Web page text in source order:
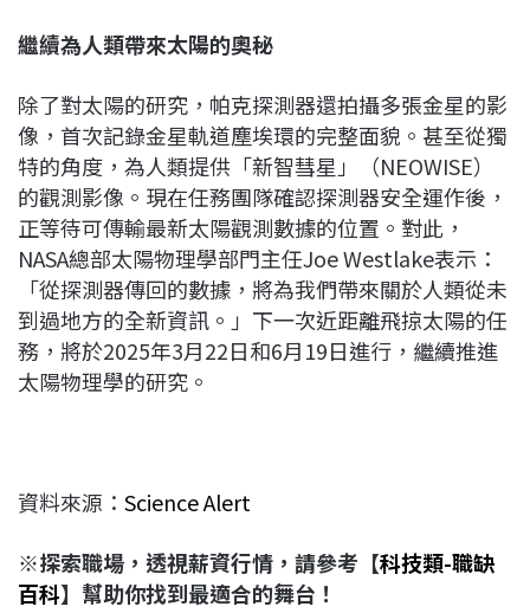
繼續為人類帶來太陽的奧秘
除了對太陽的研究，帕克探測器還拍攝多張金星的影
像，首次記錄金星軌道塵埃環的完整面貌。甚至從獨
特的角度，為人類提供「新智彗星」（NEOWISE）
的觀測影像。現在任務團隊確認探測器安全運作後，
正等待可傳輸最新太陽觀測數據的位置。對此，
NASA總部太陽物理學部門主任Joe Westlake表示：
「從探測器傳回的數據，將為我們帶來關於人類從未
到過地方的全新資訊。」下一次近距離飛掠太陽的任
務，將於2025年3月22日和6月19日進行，繼續推進
太陽物理學的研究。
資料來源： Science Alert
※探索職場，透視薪資行情，請參考【科技類-職缺
百科】幫助你找到最適合的舞台！